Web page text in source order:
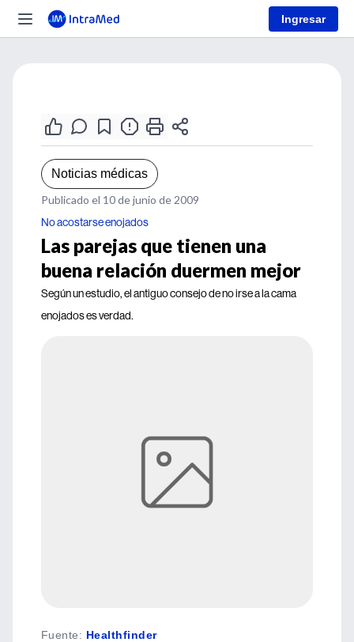
Ingresar
Noticias médicas
Publicado el 10 de junio de 2009
No acostarse enojados
Las parejas que tienen una
buena relación duermen mejor
Según un estudio, el antiguo consejo de no irse a la cama
enojados es verdad.
Fuente: Healthfinder